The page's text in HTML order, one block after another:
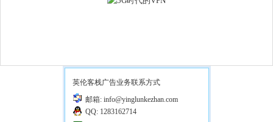
英伦客栈广告业务联系方式
邮箱: info@yinglunkezhan.com
QQ: 1283162714